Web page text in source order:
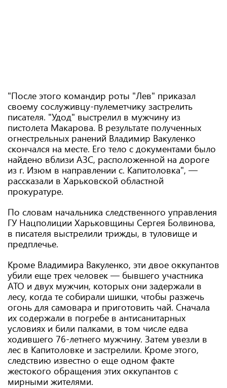
"После этого командир роты "Лев" приказал
своему сослуживцу-пулеметчику застрелить
писателя. "Удод" выстрелил в мужчину из
пистолета Макарова. В результате полученных
огнестрельных ранений Владимир Вакуленко
скончался на месте. Его тело с документами было
найдено вблизи АЗС, расположенной на дороге
из г. Изюм в направлении с. Капитоловка", —
рассказали в Харьковской областной
прокуратуре.
По словам начальника следственного управления
ГУ Нацполиции Харьковщины Сергея Болвинова,
в писателя выстрелили трижды, в туловище и
предплечье.
Кроме Владимира Вакуленко, эти двое оккупантов
убили еще трех человек — бывшего участника
АТО и двух мужчин, которых они задержали в
лесу, когда те собирали шишки, чтобы разжечь
огонь для самовара и приготовить чай. Сначала
их содержали в погребе в антисанитарных
условиях и били палками, в том числе едва
ходившего 76-летнего мужчину. Затем увезли в
лес в Капитоловке и застрелили. Кроме этого,
следствию известно о еще одном факте
жестокого обращения этих оккупантов с
мирными жителями.